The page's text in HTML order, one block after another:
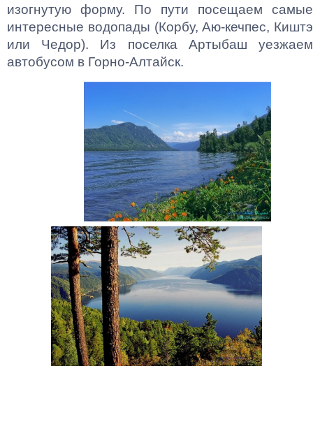
изогнутую форму. По пути посещаем самые
интересные водопады (Корбу, Аю-кечпес, Киштэ
или Чедор). Из поселка Артыбаш уезжаем
автобусом в Горно-Алтайск.